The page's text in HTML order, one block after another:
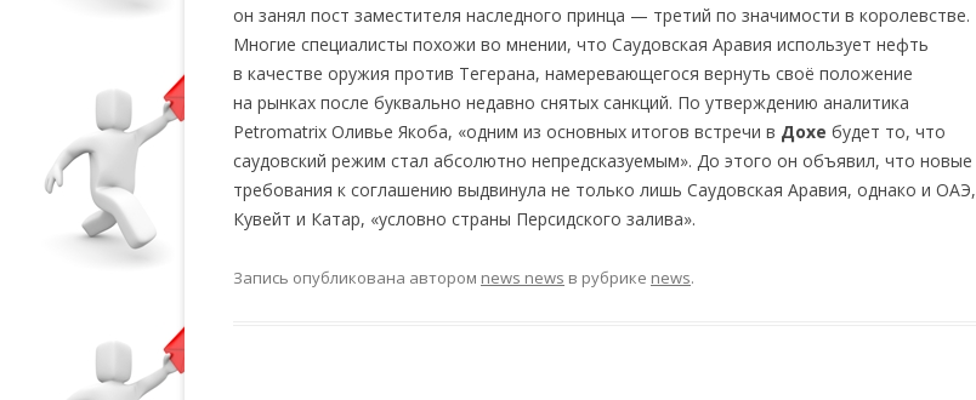
он занял пост заместителя наследного принца — третий по значимости в королевстве.
Многие специалисты похожи во мнении, что Саудовская Аравия использует нефть
в качестве оружия против Тегерана, намеревающегося вернуть своё положение
на рынках после буквально недавно снятых санкций. По утверждению аналитика
Petromatrix Оливье Якоба, «одним из основных итогов встречи в Дохе будет то, что
саудовский режим стал абсолютно непредсказуемым». До этого он объявил, что новые
требования к соглашению выдвинула не только лишь Саудовская Аравия, однако и ОАЭ,
Кувейт и Катар, «условно страны Персидского залива».
Запись опубликована автором news news в рубрике news.